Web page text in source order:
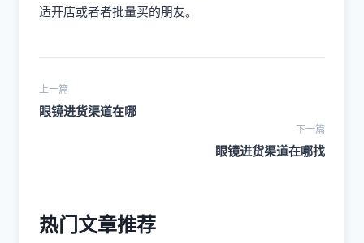
适开店或者者批量买的朋友。
上一篇
眼镜进货渠道在哪
下一篇
眼镜进货渠道在哪找
热门文章推荐